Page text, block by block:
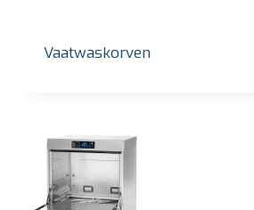
Vaatwaskorven